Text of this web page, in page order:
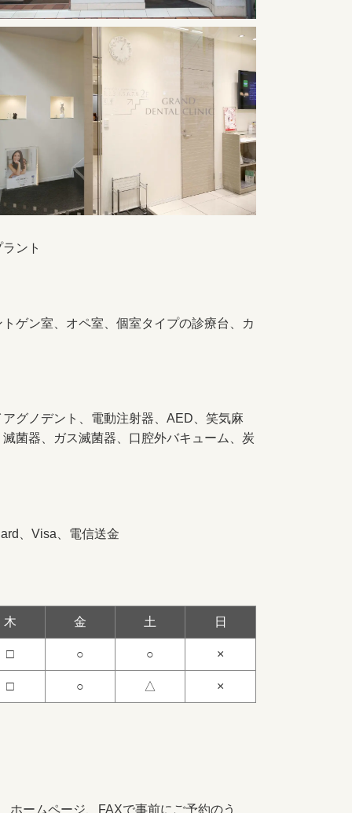
ント
ゲン室、オペ室、個室タイプの診療台、カ
グノデント、電動注射器、AED、笑気麻
菌器、ガス滅菌器、口腔外バキューム、炭
、Visa、電信送金
木 金 土 日
□ ○ ○ ×
□ ○ △ ×
ホームページ、FAXで事前にご予約のう